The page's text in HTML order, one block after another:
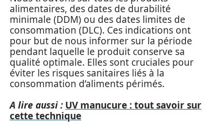
alimentaires, des dates de durabilité
minimale (DDM) ou des dates limites de
consommation (DLC). Ces indications ont
pour but de nous informer sur la période
pendant laquelle le produit conserve sa
qualité optimale. Elles sont cruciales pour
éviter les risques sanitaires liés à la
consommation d’aliments périmés.
A lire aussi : UV manucure : tout savoir sur
cette technique